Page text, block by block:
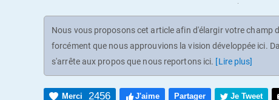
Nous vous proposons cet article afin d'élargir votre champ
forcément que nous approuvions la vision développée ici.
s'arrête aux propos que nous reportons ici. [Lire plus]
Merci 2456 J'aime Partager Je Tweet